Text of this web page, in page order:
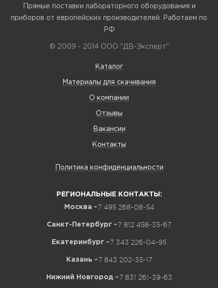
Прямые поставки лабораторного оборудования и
приборов от европейских производителей. Работаем по
РФ
© 2009 - 2014 ООО "ДВ-Эксперт"
Каталог
Материалы для скачивания
О компании
Отзывы
Вакансии
Контакты
Политика конфиденциальности
РЕГИОНАЛЬНЫЕ КОНТАКТЫ:
Москва +7 495 268-08-54
Санкт-Петербург +7 812 458-35-67
Екатеринбург +7 343 226-04-95
Казань +7 843 202-35-17
Нижний Новгород +7 831 261-39-63